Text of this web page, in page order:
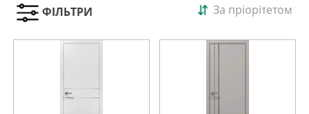
ФІЛЬТРИ За пріорітетом